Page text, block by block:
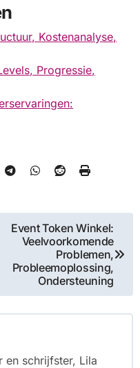
Kostenanalyse,
Progressie,
Event Token Winkel:
Veelvoorkomende
Problemen,
Probleemoplossing,
Ondersteuning
en schrijfster, Lila